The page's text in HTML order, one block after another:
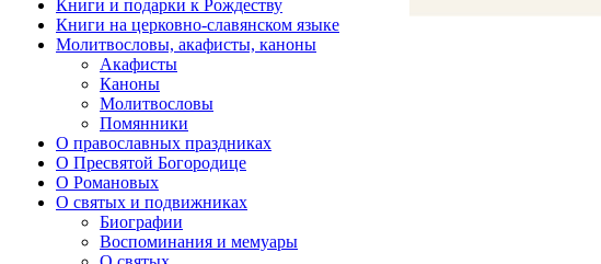
Книги и подарки к Рождеству
Книги на церковно-славянском языке
Молитвословы, акафисты, каноны
Акафисты
Каноны
Молитвословы
Помянники
О православных праздниках
О Пресвятой Богородице
О Романовых
О святых и подвижниках
Биографии
Воспоминания и мемуары